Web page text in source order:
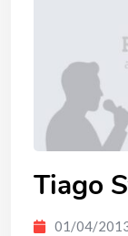
Tiago
01/04/